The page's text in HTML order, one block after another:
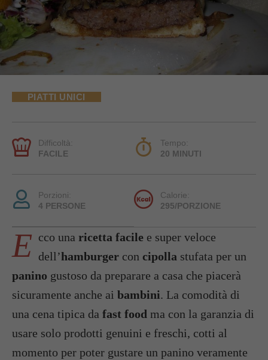
PIATTI UNICI
Difficoltà:
FACILE
Tempo:
20 MINUTI
Porzioni:
4 PERSONE
Calorie:
295/PORZIONE
E cco una ricetta facile e super veloce
dell’hamburger con cipolla stufata per un
panino gustoso da preparare a casa che piacerà
sicuramente anche ai bambini. La comodità di
una cena tipica da fast food ma con la garanzia di
usare solo prodotti genuini e freschi, cotti al
momento per poter gustare un panino veramente